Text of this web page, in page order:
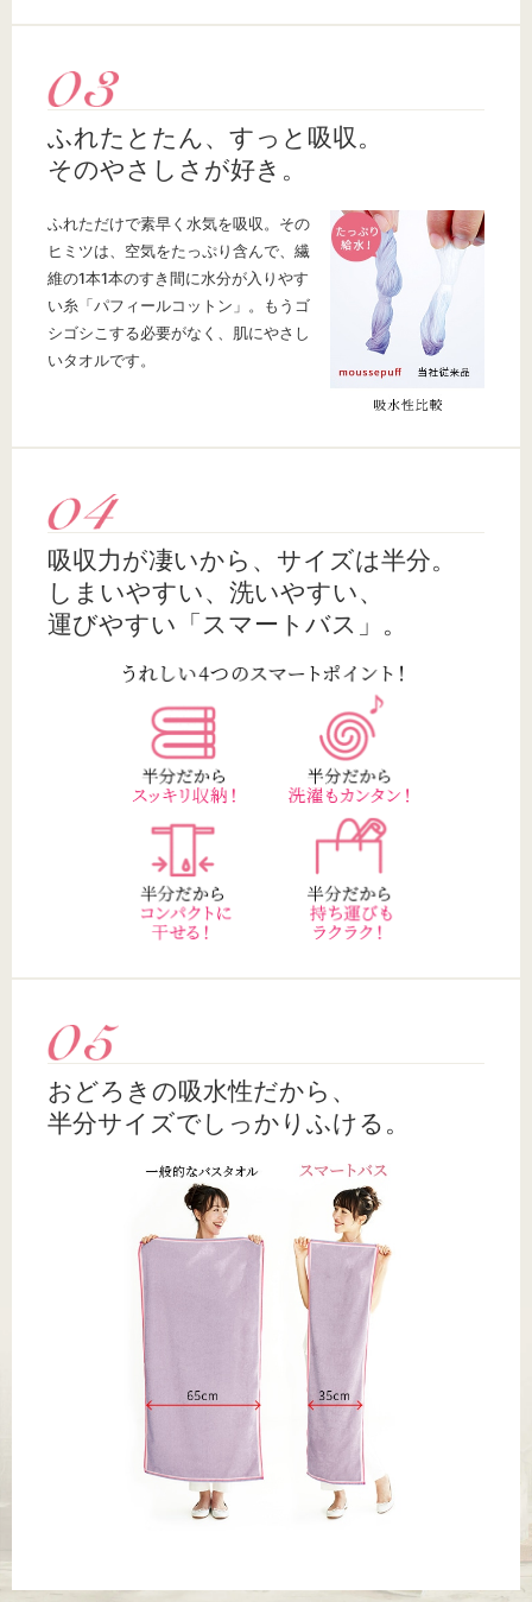
ふれたとたん、すっと吸収。
そのやさしさが好き。
ふれただけで素早く水気を吸収。その
ヒミツは、空気をたっぷり含んで、繊
維の1本1本のすき間に水分が入りやす
い糸「パフィールコットン」。もうゴ
シゴシこする必要がなく、肌にやさし
いタオルです。
吸収力が凄いから、サイズは半分。
しまいやすい、洗いやすい、
運びやすい「スマートバス」。
おどろきの吸水性だから、
半分サイズでしっかりふける。